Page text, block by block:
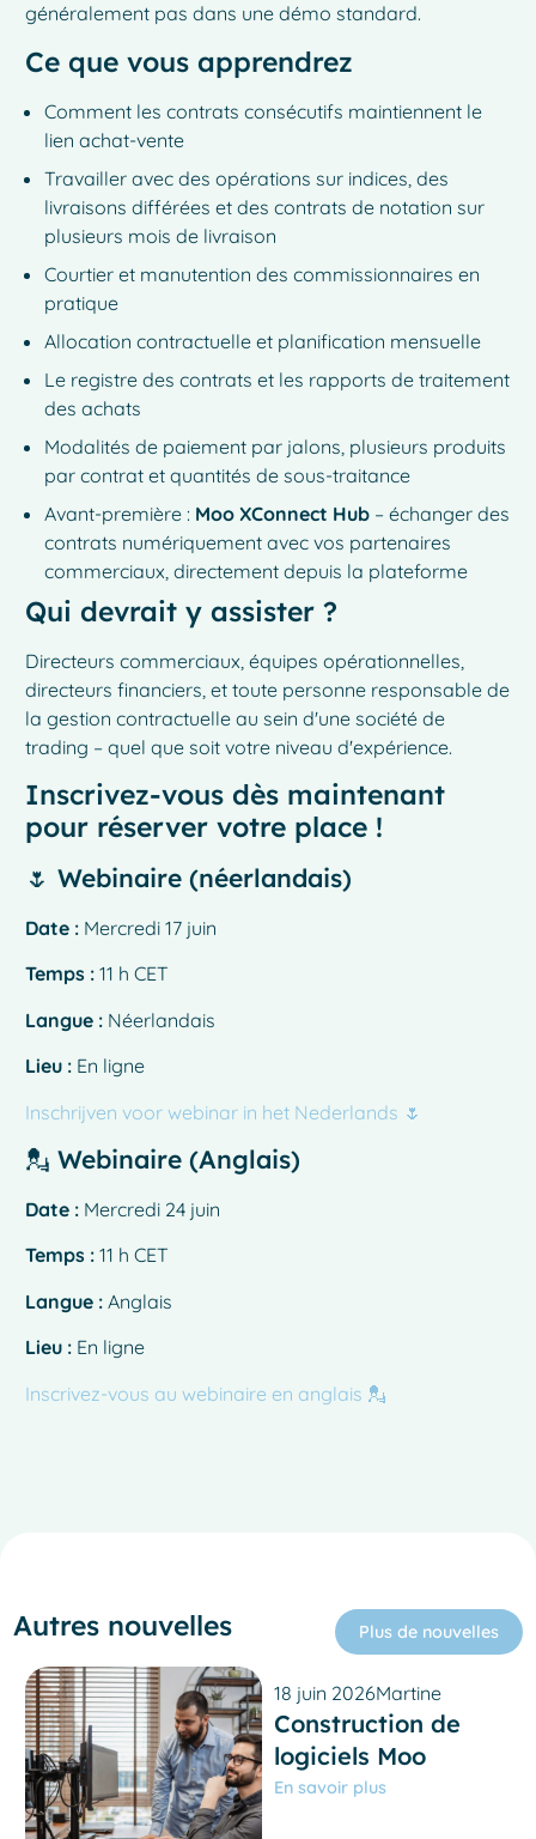
généralement pas dans une démo standard.
Ce que vous apprendrez
Comment les contrats consécutifs maintiennent le
lien achat-vente
Travailler avec des opérations sur indices, des
livraisons différées et des contrats de notation sur
plusieurs mois de livraison
Courtier et manutention des commissionnaires en
pratique
Allocation contractuelle et planification mensuelle
Le registre des contrats et les rapports de traitement
des achats
Modalités de paiement par jalons, plusieurs produits
par contrat et quantités de sous-traitance
Avant-première : Moo XConnect Hub – échanger des
contrats numériquement avec vos partenaires
commerciaux, directement depuis la plateforme
Qui devrait y assister ?
Directeurs commerciaux, équipes opérationnelles,
directeurs financiers, et toute personne responsable de
la gestion contractuelle au sein d'une société de
trading – quel que soit votre niveau d'expérience.
Inscrivez-vous dès maintenant
pour réserver votre place !
🌷 Webinaire (néerlandais)
Date : Mercredi 17 juin
Temps : 11 h CET
Langue : Néerlandais
Lieu : En ligne
Inschrijven voor webinar in het Nederlands 🌷
💂 Webinaire (Anglais)
Date : Mercredi 24 juin
Temps : 11 h CET
Langue : Anglais
Lieu : En ligne
Inscrivez-vous au webinaire en anglais 💂
Autres nouvelles Plus de nouvelles
18 juin 2026Martine
Construction de
logiciels Moo
En savoir plus